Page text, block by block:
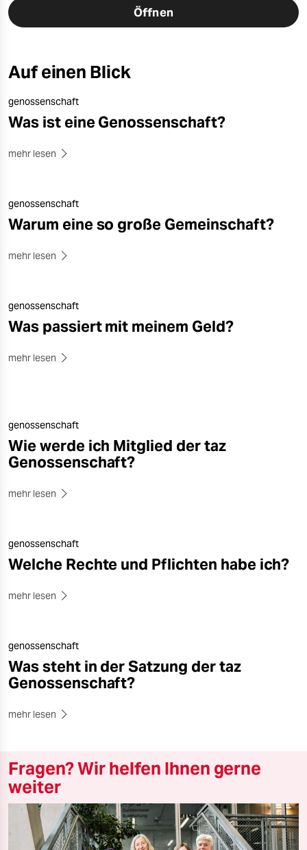
Öffnen
Auf einen Blick
genossenschaft
Was ist eine Genossenschaft?
mehr lesen
genossenschaft
Warum eine so große Gemeinschaft?
mehr lesen
genossenschaft
Was passiert mit meinem Geld?
mehr lesen
genossenschaft
Wie werde ich Mitglied der taz
Genossenschaft?
mehr lesen
genossenschaft
Welche Rechte und Pflichten habe ich?
mehr lesen
genossenschaft
Was steht in der Satzung der taz
Genossenschaft?
mehr lesen
Fragen? Wir helfen Ihnen gerne
weiter